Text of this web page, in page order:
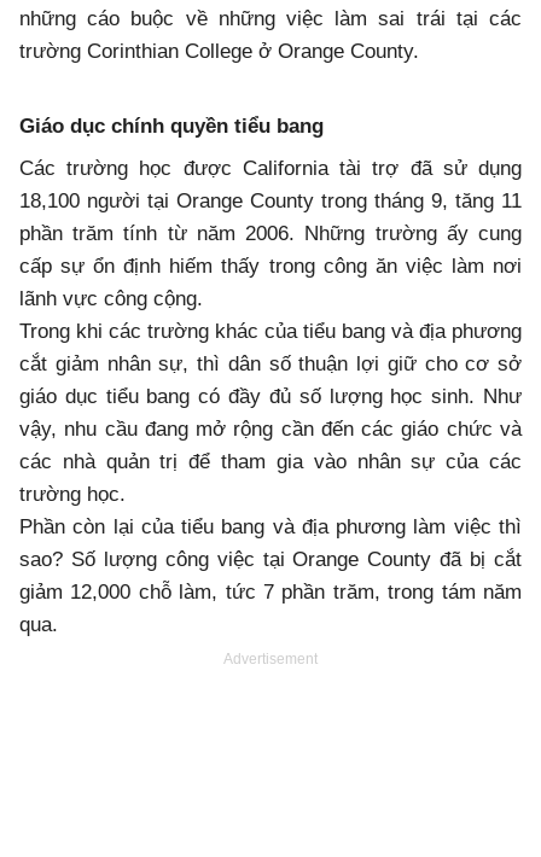
những cáo buộc về những việc làm sai trái tại các
trường Corinthian College ở Orange County.
Giáo dục chính quyền tiểu bang
Các trường học được California tài trợ đã sử dụng
18,100 người tại Orange County trong tháng 9, tăng 11
phần trăm tính từ năm 2006. Những trường ấy cung
cấp sự ổn định hiếm thấy trong công ăn việc làm nơi
lãnh vực công cộng.
Trong khi các trường khác của tiểu bang và địa phương
cắt giảm nhân sự, thì dân số thuận lợi giữ cho cơ sở
giáo dục tiểu bang có đầy đủ số lượng học sinh. Như
vậy, nhu cầu đang mở rộng cần đến các giáo chức và
các nhà quản trị để tham gia vào nhân sự của các
trường học.
Phần còn lại của tiểu bang và địa phương làm việc thì
sao? Số lượng công việc tại Orange County đã bị cắt
giảm 12,000 chỗ làm, tức 7 phần trăm, trong tám năm
qua.
Advertisement